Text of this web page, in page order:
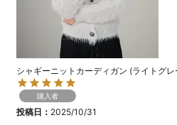
シャギーニットカーディガン (ライトグレ
購入者
投稿日 2025/10/31